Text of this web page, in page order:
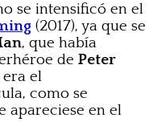
se intensificó en el
(2017), ya que se
, que había
de Peter
era el
como se
apareciese en el